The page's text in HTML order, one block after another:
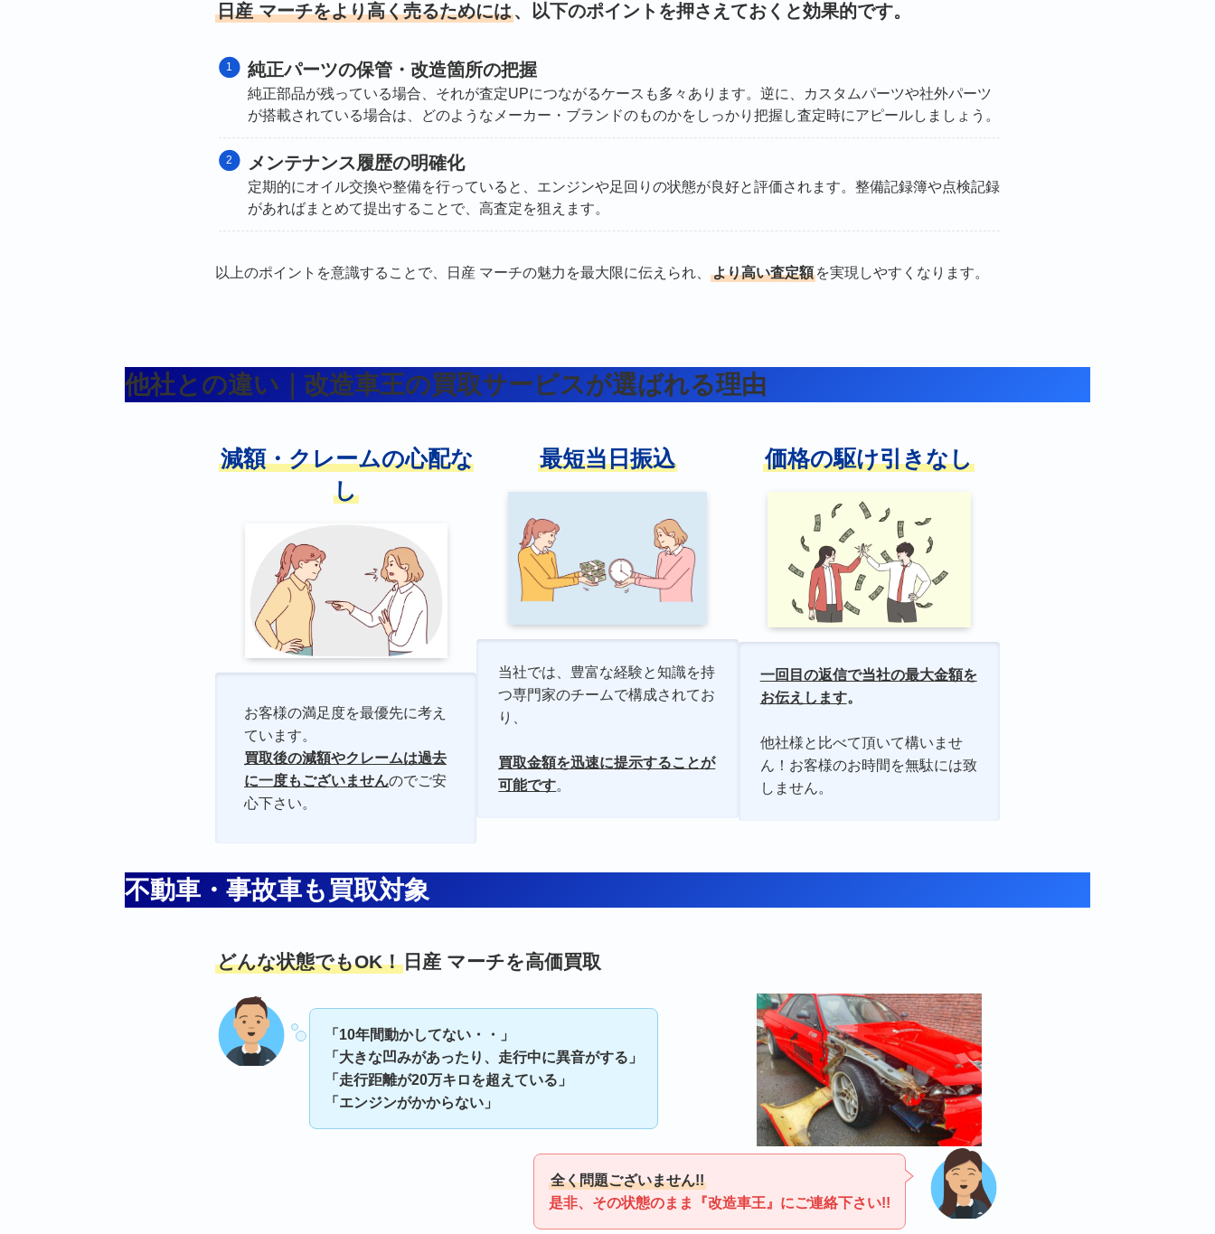
日産 マーチをより高く売るためには、以下のポイントを押さえておくと効果的です。
純正パーツの保管・改造箇所の把握
純正部品が残っている場合、それが査定UPにつながるケースも多々あります。逆に、カスタムパーツや社外パーツ
が搭載されている場合は、どのようなメーカー・ブランドのものかをしっかり把握し査定時にアピールしましょう。
メンテナンス履歴の明確化
定期的にオイル交換や整備を行っていると、エンジンや足回りの状態が良好と評価されます。整備記録簿や点検記録
があればまとめて提出することで、高査定を狙えます。
以上のポイントを意識することで、日産 マーチの魅力を最大限に伝えられ、 より高い査定額 を実現しやすくなります。
他社との違い｜改造車王の買取サービスが選ばれる理由
減額・クレームの心配な
し
お客様の満足度を最優先に考え
ています。
買取後の減額やクレームは過去
に一度もございませんのでご安
心下さい。
最短当日振込
当社では、豊富な経験と知識を持
つ専門家のチームで構成されてお
り、
買取金額を迅速に提示することが
可能です。
価格の駆け引きなし
一回目の返信で当社の最大金額を
お伝えします。
他社様と比べて頂いて構いませ
ん！お客様のお時間を無駄には致
しません。
不動車・事故車も買取対象
どんな状態でもOK！ 日産 マーチを高価買取
「10年間動かしてない・・」
「大きな凹みがあったり、走行中に異音がする」
「走行距離が20万キロを超えている」
「エンジンがかからない」
全く問題ございません!!
是非、その状態のまま『改造車王』にご連絡下さい!!